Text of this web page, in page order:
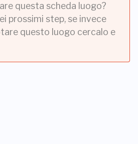
questa scheda luogo?
prossimi step, se invece
questo luogo cercalo e